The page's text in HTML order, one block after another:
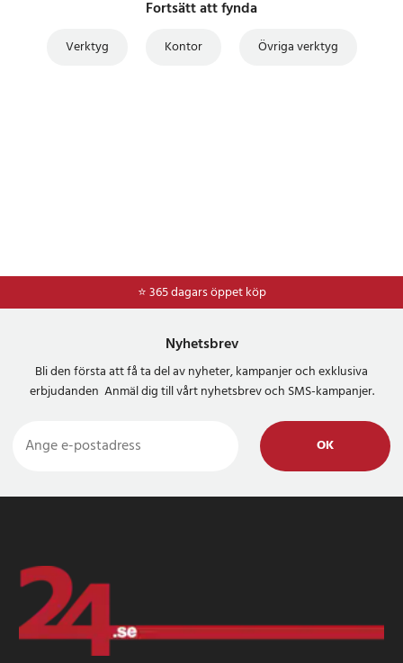
Fortsätt att fynda
Verktyg Kontor Övriga verktyg
⭐ 365 dagars öppet köp
⭐Frakt 49kr *
Nyhetsbrev
Bli den första att få ta del av nyheter, kampanjer och exklusiva
erbjudanden Anmäl dig till vårt nyhetsbrev och SMS-kampanjer.
OK